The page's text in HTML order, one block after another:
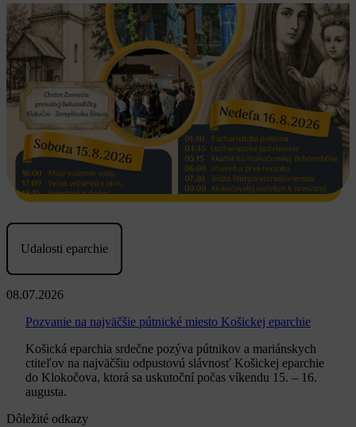
Udalosti eparchie
08.07.2026
Pozvanie na najväčšie pútnické miesto Košickej eparchie
Košická eparchia srdečne pozýva pútnikov a mariánskych
ctiteľov na najväčšiu odpustovú slávnosť Košickej eparchie
do Klokočova, ktorá sa uskutoční počas víkendu 15. – 16.
augusta.
Dôležité odkazy